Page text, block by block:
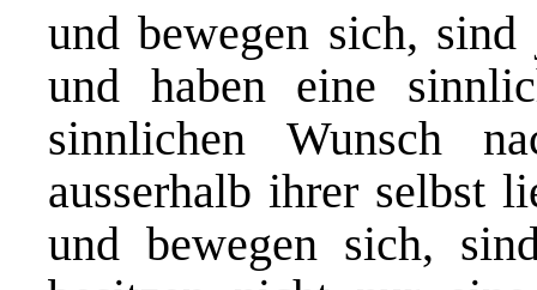
und bewegen sich,
und haben eine
sinnlichen Wunsch
ausserhalb ihrer selbst
und bewegen sich,